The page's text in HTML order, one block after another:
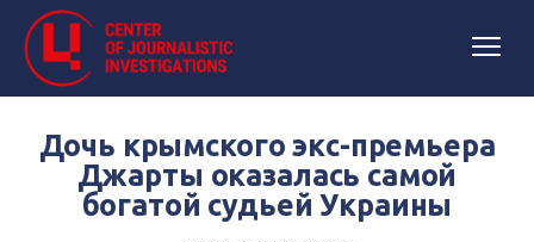
Дочь крымского экс-премьера
Джарты оказалась самой
богатой судьей Украины